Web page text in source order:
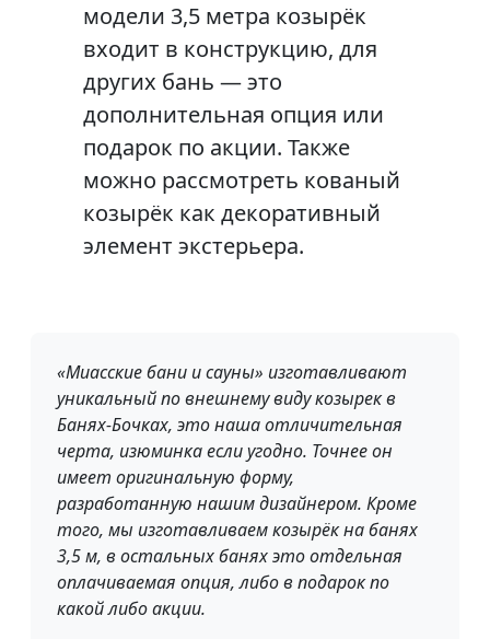
модели 3,5 метра козырёк
входит в конструкцию, для
других бань — это
дополнительная опция или
подарок по акции. Также
можно рассмотреть кованый
козырёк как декоративный
элемент экстерьера.
«Миасские бани и сауны» изготавливают
уникальный по внешнему виду козырек в
Банях-Бочках, это наша отличительная
черта, изюминка если угодно. Точнее он
имеет оригинальную форму,
разработанную нашим дизайнером. Кроме
того, мы изготавливаем козырёк на банях
3,5 м, в остальных банях это отдельная
оплачиваемая опция, либо в подарок по
какой либо акции.